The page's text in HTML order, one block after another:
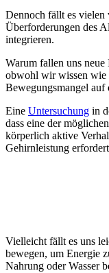
Dennoch fällt es vielen
Überforderungen des
integrieren.
Warum fallen uns
obwohl wir wissen wie
Bewegungsmangel
Eine Untersuchung in
dass eine der
körperlich aktive
Gehirnleistung
Vielleicht fällt es uns
bewegen, um Energie
Nahrung oder Wasser